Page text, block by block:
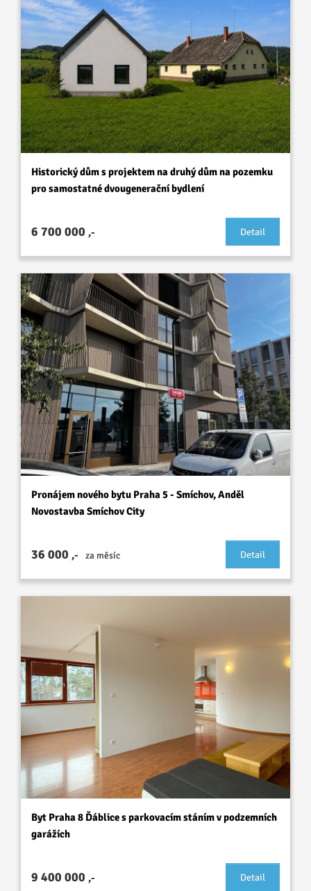
Historický dům s projektem na druhý dům na pozemku
pro samostatné dvougenerační bydlení
6 700 000 ,- Detail
Pronájem nového bytu Praha 5 - Smíchov, Anděl
Novostavba Smíchov City
36 000 ,- za měsíc Detail
Byt Praha 8 Ďáblice s parkovacím stáním v podzemních
garážích
9 400 000 ,- Detail